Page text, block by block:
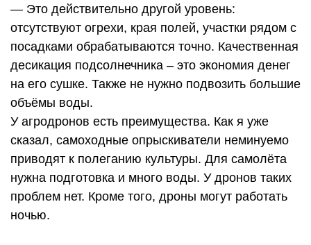
— Это действительно другой уровень:
отсутствуют огрехи, края полей, участки рядом с
посадками обрабатываются точно. Качественная
десикация подсолнечника – это экономия денег
на его сушке. Также не нужно подвозить большие
объёмы воды.
У агродронов есть преимущества. Как я уже
сказал, самоходные опрыскиватели неминуемо
приводят к полеганию культуры. Для самолёта
нужна подготовка и много воды. У дронов таких
проблем нет. Кроме того, дроны могут работать
ночью.